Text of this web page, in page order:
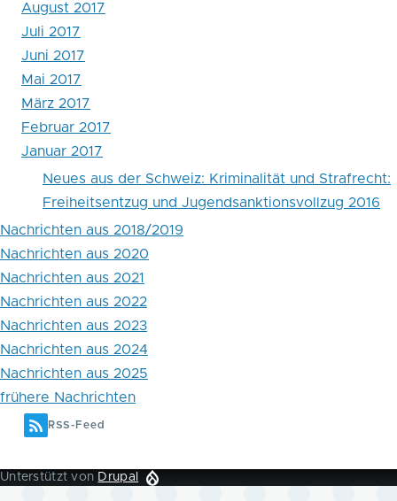
August 2017
Juli 2017
Juni 2017
Mai 2017
März 2017
Februar 2017
Januar 2017
Neues aus der Schweiz: Kriminalität und Strafrecht:
Freiheitsentzug und Jugendsanktionsvollzug 2016
Nachrichten aus 2018/2019
Nachrichten aus 2020
Nachrichten aus 2021
Nachrichten aus 2022
Nachrichten aus 2023
Nachrichten aus 2024
Nachrichten aus 2025
frühere Nachrichten
RSS-Feed
Unterstützt von Drupal